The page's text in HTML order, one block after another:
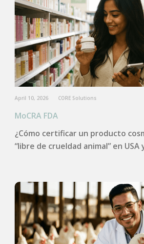
April 10, 2026 CORE Solutions
MoCRA FDA
¿Cómo certificar un producto
“libre de crueldad animal” en USA